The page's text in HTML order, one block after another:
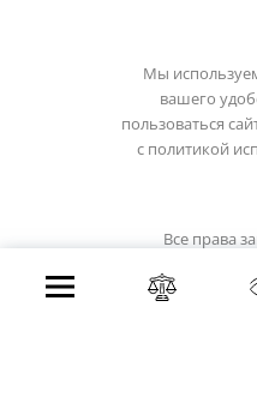
Мы
вашего
пользоваться
с политикой
Все права